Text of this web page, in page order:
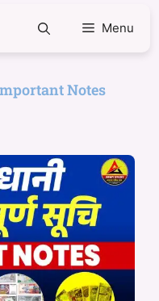
Menu
Important Notes